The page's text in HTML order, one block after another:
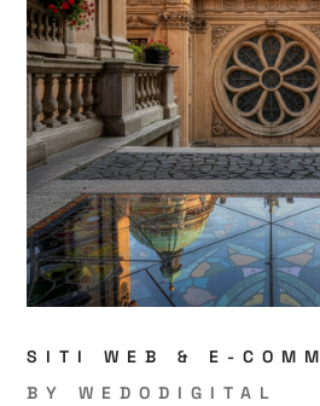
SITI WEB & E-
BYWEDODIGITAL